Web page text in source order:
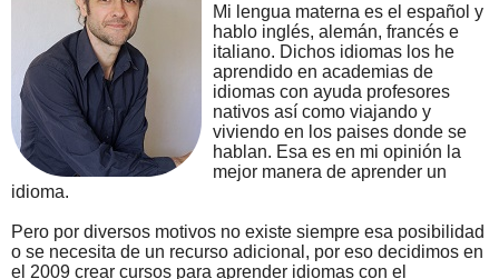
Mi lengua materna es el español y
hablo inglés, alemán, francés e
italiano. Dichos idiomas los he
aprendido en academias de
idiomas con ayuda profesores
nativos así como viajando y
viviendo en los paises donde se
hablan. Esa es en mi opinión la
mejor manera de aprender un
idioma.
Pero por diversos motivos no existe siempre esa posibilidad
o se necesita de un recurso adicional, por eso decidimos en
el 2009 crear cursos para aprender idiomas con el